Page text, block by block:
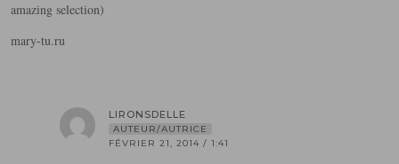
amazing selection)
mary-tu.ru
LIRONSDELLE
AUTEUR/AUTRICE
FÉVRIER 21, 2014 / 1:41